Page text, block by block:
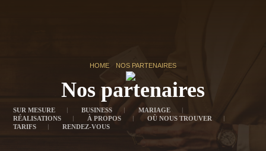
SUR MESURE BUSINESS
MARIAGE
RÉALISATIONS
À PROPOS
OÙ NOUS TROUVER
TARIFS
RENDEZ-VOUS
HOME NOS PARTENAIRES
Nos partenaires